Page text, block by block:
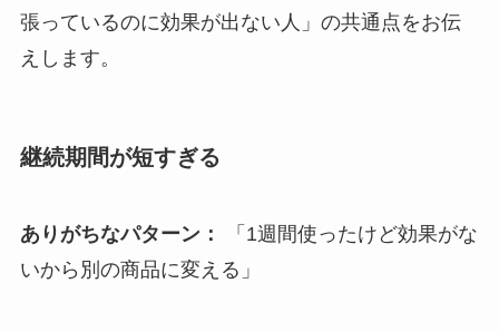
張っているのに効果が出ない人」の共通点をお伝
えします。
継続期間が短すぎる
ありがちなパターン：
「1週間使ったけど効果がな
いから別の商品に変える」